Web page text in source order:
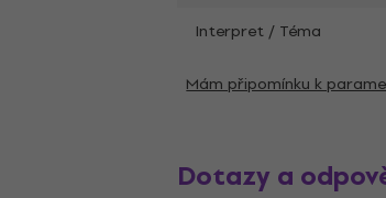
Interpret / Téma
Mám připomínku k
Dotazy a